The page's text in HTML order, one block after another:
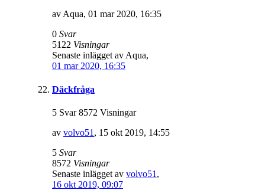
av Aqua, 01 mar 2020, 16:35
0 Svar
5122 Visningar
Senaste inlägget av Aqua,
01 mar 2020, 16:35
Däckfråga
5 Svar 8572 Visningar
av volvo51 , 15 okt 2019, 14:55
5 Svar
8572 Visningar
Senaste inlägget av volvo51 ,
16 okt 2019, 09:07